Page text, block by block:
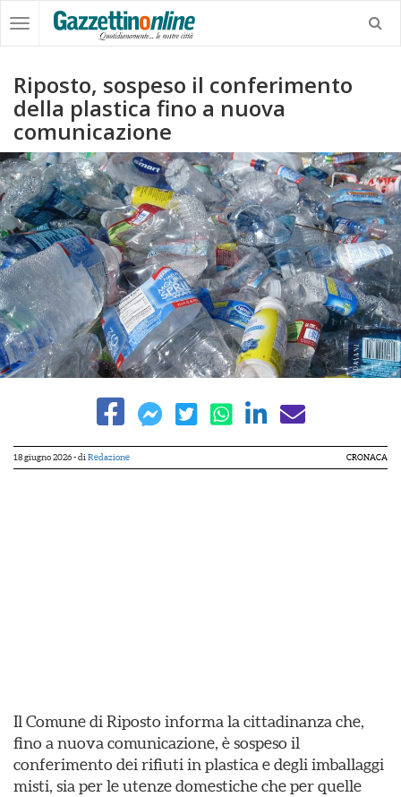
Riposto, sospeso il conferimento
della plastica fino a nuova
comunicazione
18 giugno 2026- di Redazione CRONACA
Il Comune di Riposto informa la cittadinanza che,
fino a nuova comunicazione, è sospeso il
conferimento dei rifiuti in plastica e degli imballaggi
misti, sia per le utenze domestiche che per quelle